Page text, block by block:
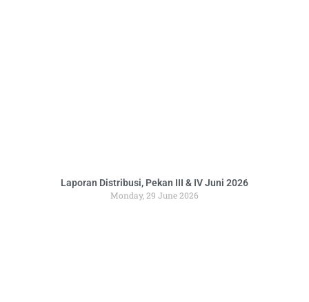
Laporan Distribusi, Pekan III & IV Juni 2026
Monday, 29 June 2026